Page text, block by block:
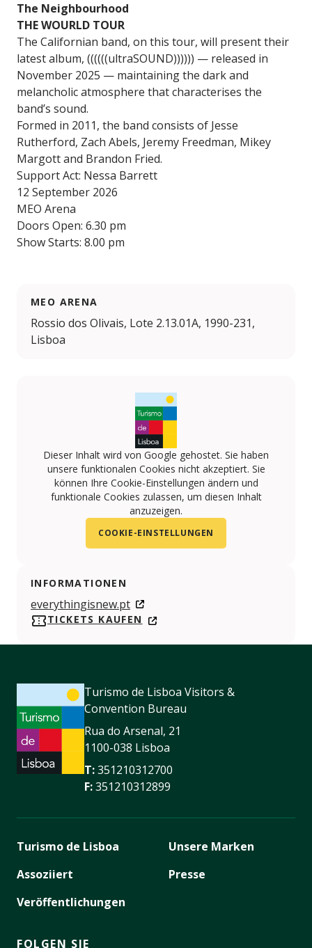
The Neighbourhood
THE WOURLD TOUR
The Californian band, on this tour, will present their
latest album, ((((((ultraSOUND)))))) — released in
November 2025 — maintaining the dark and
melancholic atmosphere that characterises the
band’s sound.
Formed in 2011, the band consists of Jesse
Rutherford, Zach Abels, Jeremy Freedman, Mikey
Margott and Brandon Fried.
Support Act: Nessa Barrett
12 September 2026
MEO Arena
Doors Open: 6.30 pm
Show Starts: 8.00 pm
MEO ARENA
Rossio dos Olivais, Lote 2.13.01A, 1990-231,
Lisboa
Dieser Inhalt wird von Google gehostet. Sie haben
unsere funktionalen Cookies nicht akzeptiert. Sie
können Ihre Cookie-Einstellungen ändern und
funktionale Cookies zulassen, um diesen Inhalt
anzuzeigen.
COOKIE-EINSTELLUNGEN
INFORMATIONEN
everythingisnew.pt
TICKETS KAUFEN
Turismo de Lisboa Visitors &
Convention Bureau
Rua do Arsenal, 21
1100-038 Lisboa
T:351210312700
F:351210312899
Turismo de Lisboa
Assoziiert
Veröffentlichungen
Unsere Marken
Presse
FOLGEN SIE